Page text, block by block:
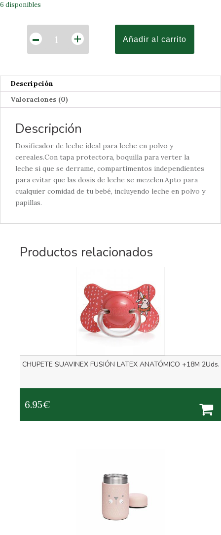
6 disponibles
- + Añadir al carrito
Descripción
Valoraciones (0)
Descripción
Dosificador de leche ideal para leche en polvo y
cereales.Con tapa protectora, boquilla para verter la
leche si que se derrame, compartimentos independientes
para evitar que las dosis de leche se mezclen.Apto para
cualquier comidad de tu bebé, incluyendo leche en polvo y
papillas.
Productos relacionados
CHUPETE SUAVINEX FUSIÓN LATEX ANATÓMICO +18M 2Uds.
6.95€